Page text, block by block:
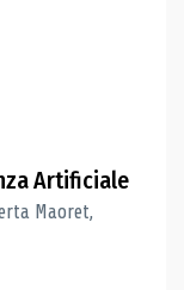
Artificiale
Maoret,